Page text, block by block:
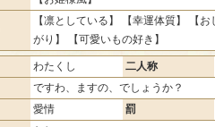
【凛としている】 【幸運体質】 【
がり】 【可愛いもの好き】
わたくし 二人称
ですわ、ますの、でしょうか？
愛情 罰